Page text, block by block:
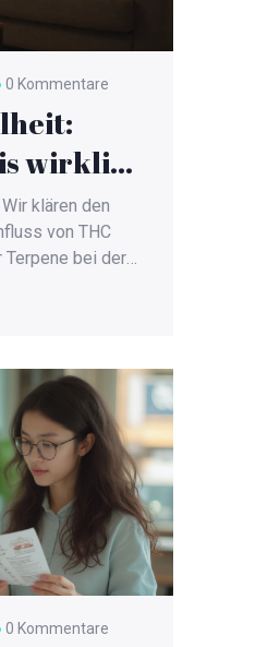
0 Kommentare
wirklich
klären den
von THC
Terpene bei der
0 Kommentare